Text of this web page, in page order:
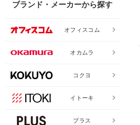
ブランド・メーカーから探す
オフィスコム
オカムラ
コクヨ
イトーキ
プラス